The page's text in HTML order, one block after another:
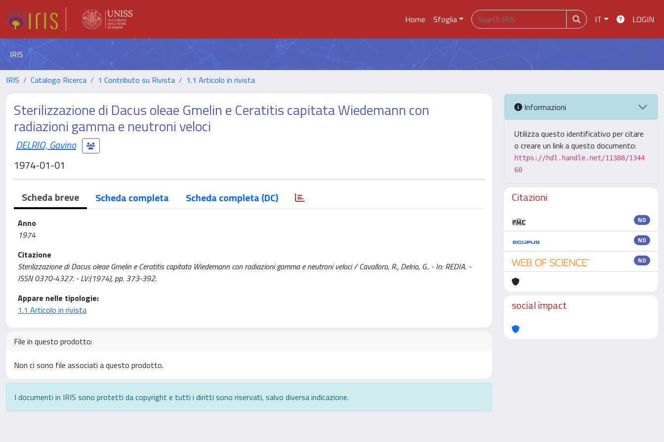
Home Sfoglia IT LOGIN
IRIS
IRIS Catalogo Ricerca 1 Contributo su Rivista 1.1 Articolo in rivista
Sterilizzazione di Dacus oleae Gmelin e Ceratitis capitata Wiedemann con
radiazioni gamma e neutroni veloci
DELRIO, Gavino
1974-01-01
Scheda breve Scheda completa Scheda completa (DC)
Anno
1974
Citazione
Sterilizzazione di Dacus oleae Gmelin e Ceratitis capitata Wiedemann con radiazioni gamma e neutroni veloci / Cavalloro, R., Delrio, G.. - In: REDIA. -
ISSN 0370-4327. - LV:(1974), pp. 373-392.
Appare nelle tipologie:
1.1 Articolo in rivista
File in questo prodotto:
Non ci sono file associati a questo prodotto.
I documenti in IRIS sono protetti da copyright e tutti i diritti sono riservati, salvo diversa indicazione.
Informazioni
Utilizza questo identificativo per citare
o creare un link a questo documento:
https://hdl.handle.net/11388/1344
60
Citazioni
ND
ND
ND
social impact